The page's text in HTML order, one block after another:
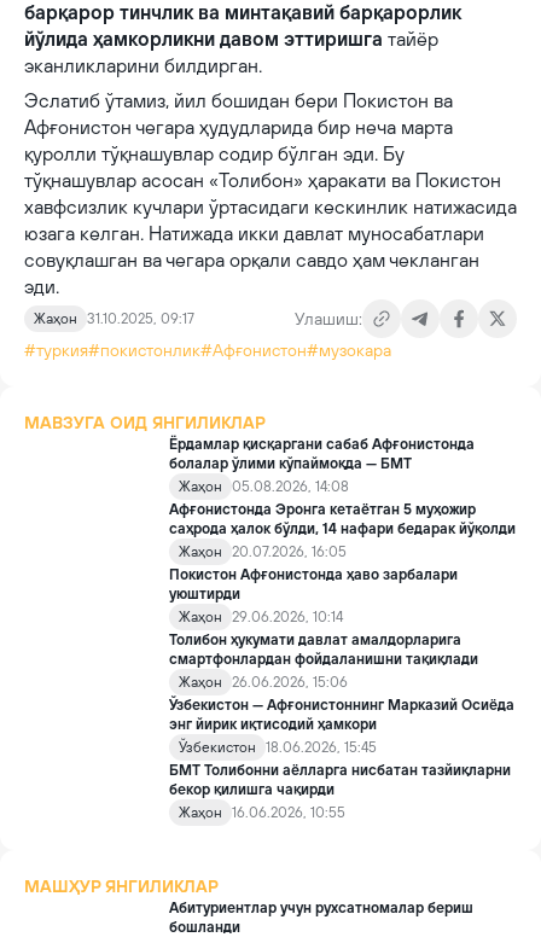
барқарор тинчлик ва минтақавий барқарорлик
йўлида ҳамкорликни давом эттиришга тайёр
эканликларини билдирган.
Эслатиб ўтамиз, йил бошидан бери Покистон ва
Афғонистон чегара ҳудудларида бир неча марта
қуролли тўқнашувлар содир бўлган эди. Бу
тўқнашувлар асосан «Толибон» ҳаракати ва Покистон
хавфсизлик кучлари ўртасидаги кескинлик натижасида
юзага келган. Натижада икки давлат муносабатлари
совуқлашган ва чегара орқали савдо ҳам чекланган
эди.
Жаҳон 31.10.2025, 09:17
Улашиш:
#туркия#покистонлик#Афғонистон#музокара
МАВЗУГА ОИД ЯНГИЛИКЛАР
Ёрдамлар қисқаргани сабаб Афғонистонда
болалар ўлими кўпаймоқда — БМТ
Жаҳон
05.08.2026, 14:08
Афғонистонда Эронга кетаётган 5 муҳожир
саҳрода ҳалок бўлди, 14 нафари бедарак йўқолди
Жаҳон
20.07.2026, 16:05
Покистон Афғонистонда ҳаво зарбалари
уюштирди
Жаҳон
29.06.2026, 10:14
Толибон ҳукумати давлат амалдорларига
смартфонлардан фойдаланишни тақиқлади
Жаҳон
26.06.2026, 15:06
Ўзбекистон — Афғонистоннинг Марказий Осиёда
энг йирик иқтисодий ҳамкори
Ўзбекистон
18.06.2026, 15:45
БМТ Толибонни аёлларга нисбатан тазйиқларни
бекор қилишга чақирди
Жаҳон
16.06.2026, 10:55
МАШҲУР ЯНГИЛИКЛАР
Абитуриентлар учун рухсатномалар бериш
бошланди